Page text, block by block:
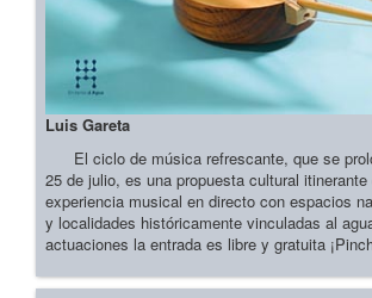
Luis Gareta
El ciclo de música refrescante, que se
25 de julio, es una propuesta cultural
experiencia musical en directo con espacios
y localidades históricamente vinculadas al
actuaciones la entrada es libre y gratuita